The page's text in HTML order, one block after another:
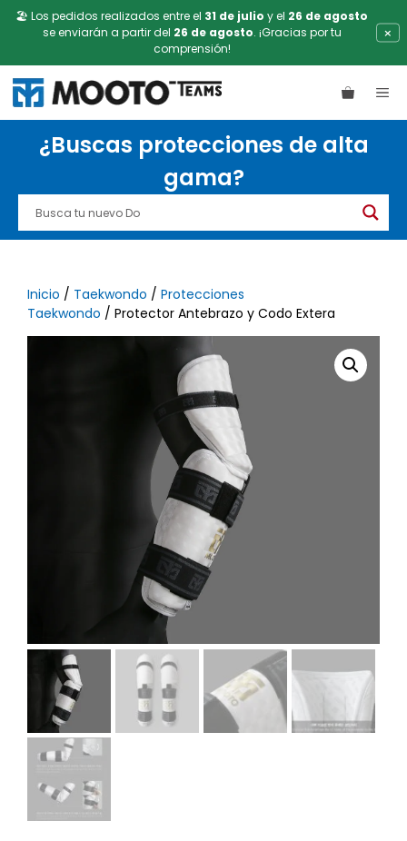
🏖️ Los pedidos realizados entre el 31 de julio y el 26 de agosto
se enviarán a partir del 26 de agosto. ¡Gracias por tu
comprensión!
×
Saltar
contenido
¿Buscas protecciones de alta
gama?
Inicio / Taekwondo / Protecciones
Taekwondo / Protector Antebrazo y Codo Extera